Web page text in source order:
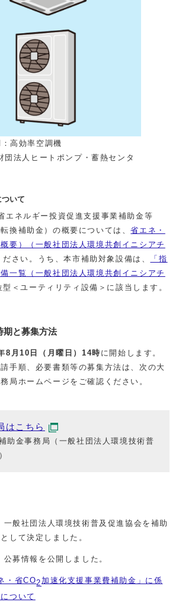
高効率空調機
団法人ヒートポンプ・蓄熱センタ
いて
ネルギー投資促進支援事業補助金等
転換補助金）の概要については、省エネ・
要）（一般社団法人環境共創イニシアチ
ださい。うち、本市補助対象設備は、
「指
一覧（一般社団法人環境共創イニシアチ
＜ユーティリティ設備＞に該当します。
期と募集方法
8月10日（月曜日）14時 に開始します。
手順、必要書類等の募集方法は、次の大
局ホームページをご確認ください。
はこちら
助金事務局（一般社団法人環境技術普
般社団法人環境技術普及促進協会を補助
して決定しました。
募情報を公開しました。
・省CO2加速化支援事業費補助金」に係
ついて